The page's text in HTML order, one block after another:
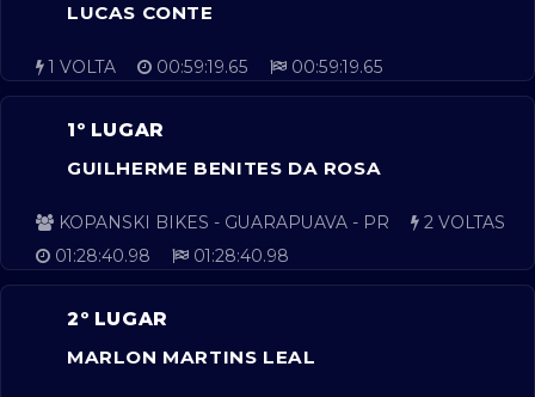
LUCAS CONTE
1 VOLTA 00:59:19.65 00:59:19.65
1º LUGAR
GUILHERME BENITES DA ROSA
KOPANSKI BIKES - GUARAPUAVA - PR
2 VOLTAS
01:28:40.98
01:28:40.98
2º LUGAR
MARLON MARTINS LEAL